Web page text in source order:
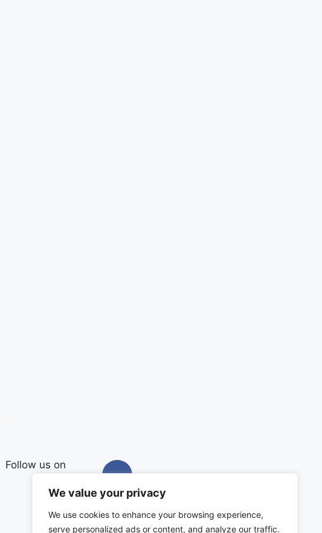
We value your privacy
We use cookies to enhance your browsing experience,
serve personalized ads or content, and analyze our traffic.
Follow us on